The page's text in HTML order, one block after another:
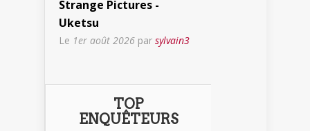
Strange Pictures -
Uketsu
Le 1er août 2026 par sylvain3
TOP
ENQUÊTEURS